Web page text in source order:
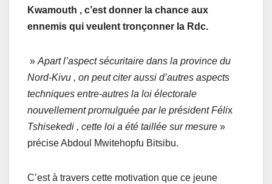
Kwamouth , c’est donner la chance aux
ennemis qui veulent tronçonner la Rdc.
»Apart l’aspect sécuritaire dans la province du
Nord-Kivu , on peut citer aussi d’autres aspects
techniques entre-autres la loi électorale
nouvellement promulguée par le président Félix
Tshisekedi , cette loi a été taillée sur mesure »
précise Abdoul Mwitehopfu Bitsibu.
C’est à travers cette motivation que ce jeune